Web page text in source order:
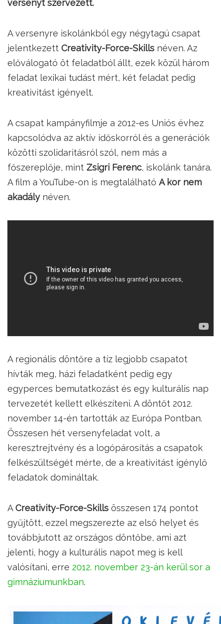
versenyt szervezett.
A versenyre iskolánkból egy négytagú csapat
jelentkezett Creativity-Force-Skills néven. Az
előválogató öt feladatból állt, ezek közül három
feladat lexikai tudást mért, két feladat pedig
kreativitást igényelt.
A csapat kampányfilmje a 2012-es Uniós évhez
kapcsolódva az aktív időskorról és a generációk
közötti szolidaritásról szól, nem más a
főszereplője, mint Zsigri Ferenc, iskolánk tanára.
A film a YouTube-on is megtalálható A kor nem
akadálynéven.
A regionális döntőre a tíz legjobb csapatot
hívták meg, házi feladatként pedig egy
egyperces bemutatkozást és egy kulturális nap
tervezetét kellett elkészíteni. A döntőt 2012.
november 14-én tartották az Európa Pontban.
Összesen hét versenyfeladat volt, a
keresztrejtvény és a logópárosítás a csapatok
felkészültségét mérte, de a kreativitást igénylő
feladatok domináltak.
ACreativity-Force-Skills összesen 174 pontot
gyűjtött, ezzel megszerezte az első helyet és
továbbjutott az országos döntőbe, ami azt
jelenti, hogy a kulturális napot meg is kell
valósítani, erre 2012. november 23-án kerül sor a
gimnáziumunkban.